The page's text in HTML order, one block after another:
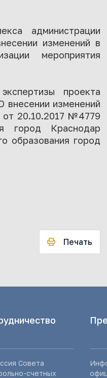
администрации
изменений в
мероприятия
проекта
внесении изменений
от 20.10.2017 №4779
город Краснодар
образования город
Печать
Совета
счетных